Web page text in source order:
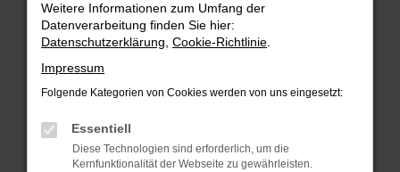
Überprüfe deine Firewall und deine
Internetverbindung.
Laden andere Webseiten, zum Beispiel deine
Suchmaschine?
Prüfe deine Browsererweiterungen.
Manche Erweiterungen, wie Werbeblocker,
können das Laden bestimmter Seiten
verhindern. Funktioniert die Seite in einem
Weitere Informationen zum Umfang der
Datenverarbeitung finden Sie hier:
Datenschutzerklärung Cookie-Richtlinie
Impressum
Folgende Kategorien von Cookies werden von uns eingesetzt:
Essentiell
Diese Technologien sind erforderlich, um die
Kernfunktionalität der Webseite zu gewährleisten.